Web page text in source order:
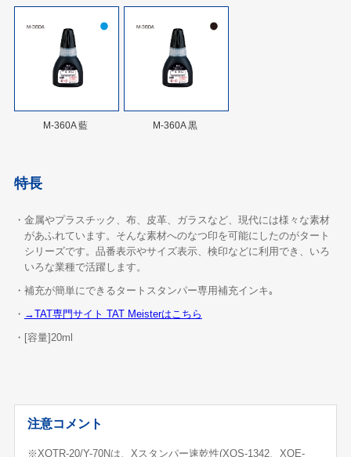
M-360A 藍 M-360A 黒
特長
・金属やプラスチック、布、皮革、ガラスなど、現代には様々な素材
があふれています。そんな素材へのなつ印を可能にしたのがタート
シリーズです。品番表示やサイズ表示、検印などに利用でき、いろ
いろな業種で活躍します。
・補充が簡単にできるタートスタンパー専用補充インキ｡
・ →TAT専門サイト TAT Meisterはこちら
・[容量]20ml
注意コメント
※XQTR-20/Y-70Nは、Xスタンパー速乾性(XQS-1342、XQE-